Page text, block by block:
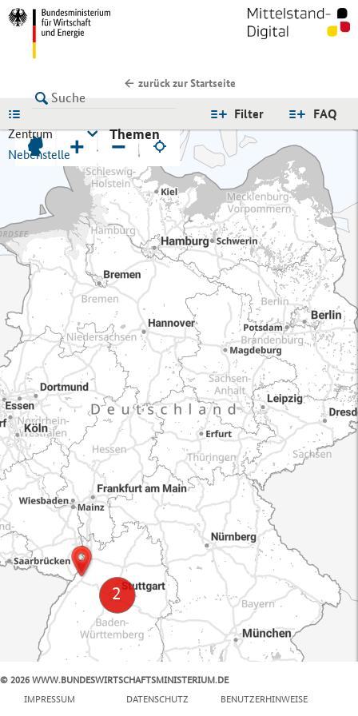
zurück zur Startseite
FAQ
Filter
Zentrum
Nebenstelle
Themen
+ −
© 2026 WWW.BUNDESWIRTSCHAFTSMINISTERIUM.DE
IMPRESSUM
DATENSCHUTZ BENUTZERHINWEISE